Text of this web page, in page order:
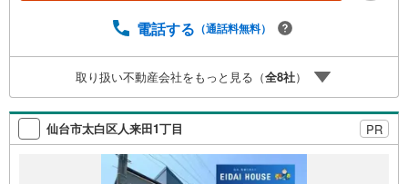
ん、ご購入時に気になる住宅ローンや各種税金について
ズスペースも完備！お子様連れのご家族皆様で、ぜひお越
しください。営業時間:10:00～18:00（定休日:火・水曜日
※店舗により変動あり）現地のご案内も可能ですので、どう
ぞお気軽にお問い合わせください！
電話する （通話料無料）
取り扱い不動産会社をもっと見る（全8社）
仙台市太白区人来田1丁目 PR